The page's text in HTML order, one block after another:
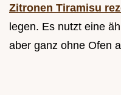
Zitronen Tiramisu
legen. Es nutzt eine
aber ganz ohne Ofen